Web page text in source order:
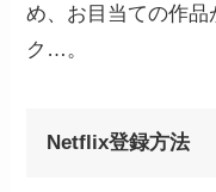
め、お目当ての作品
ク…。
Netflix登録方法